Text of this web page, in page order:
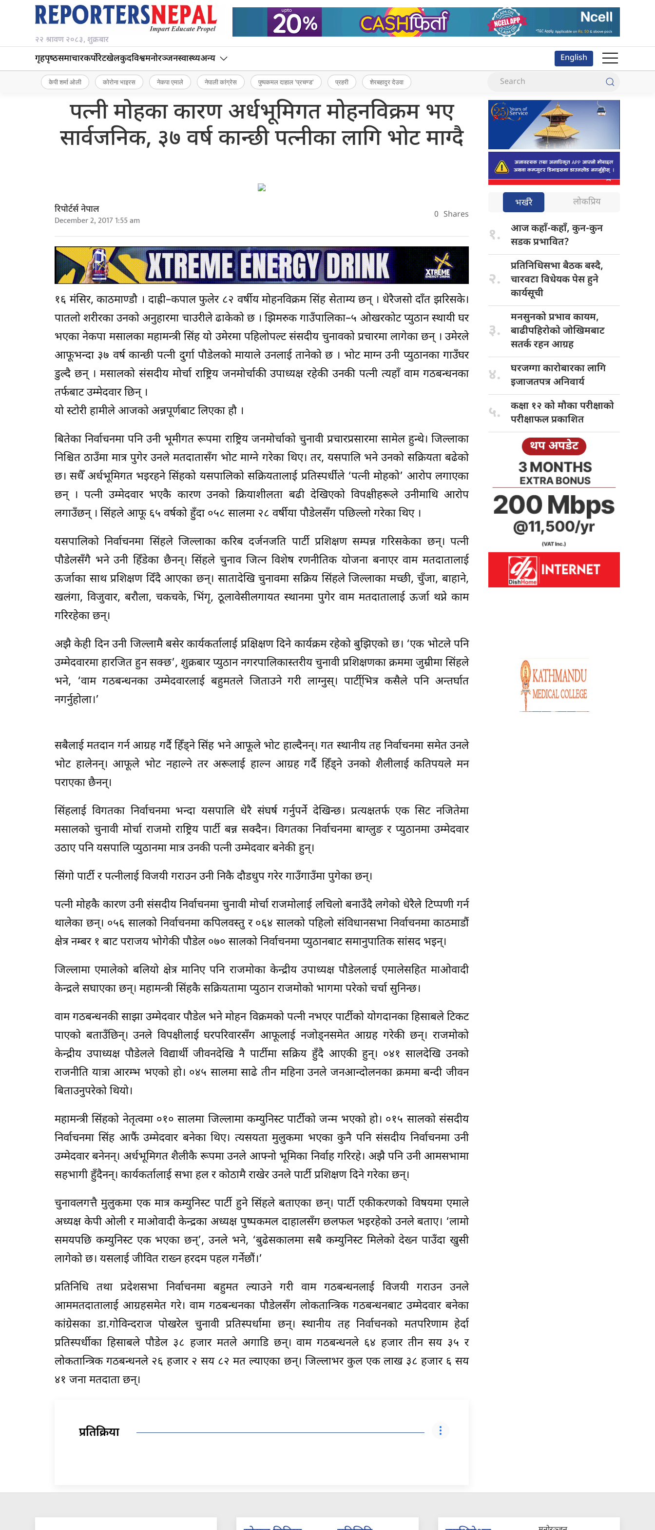
२२ श्रावण २०८३, शुक्रबार
गृहपृष्‍ठसमाचारकर्पोरेटखेलकुदविश्वमनोरञ्जनस्वास्थ्यअन्य English
केपी शर्मा ओली कोरोना भाइरस नेकपा एमाले नेपाली कांग्रेस पुष्पकमल दाहाल ‘प्रचण्ड’ प्रहरी शेरबहादुर देउवा
पत्नी मोहका कारण अर्धभूमिगत मोहनविक्रम भए
सार्वजनिक, ३७ वर्ष कान्छी पत्नीका लागि भोट माग्दै
रिपोर्टर्स नेपाल
December 2, 2017 1:55 am 0 Shares
१६ मंसिर, काठमाण्डौ । दाह्री–कपाल फुलेर ८२ वर्षीय मोहनविक्रम सिंह सेताम्य छन् । धेरैजसो दाँत झरिसके।
पातलो शरीरका उनको अनुहारमा चाउरीले ढाकेको छ । झिमरुक गाउँपालिका–५ ओखरकोट प्युठान स्थायी घर
भएका नेकपा मसालका महामन्त्री सिंह यो उमेरमा पहिलोपल्ट संसदीय चुनावको प्रचारमा लागेका छन् । उमेरले
आफूभन्दा ३७ वर्ष कान्छी पत्नी दुर्गा पौडेलको मायाले उनलाई तानेको छ । भोट माग्न उनी प्युठानका गाउँघर
डुल्दै छन् । मसालको संसदीय मोर्चा राष्ट्रिय जनमोर्चाकी उपाध्यक्ष रहेकी उनकी पत्नी त्यहाँ वाम गठबन्धनका
तर्फबाट उम्मेदवार छिन् ।
यो स्टोरी हामीले आजको अन्नपूर्णबाट लिएका हौ ।
बितेका निर्वाचनमा पनि उनी भूमीगत रूपमा राष्ट्रिय जनमोर्चाको चुनावी प्रचारप्रसारमा सामेल हुन्थे। जिल्लाका
निश्चित ठाउँमा मात्र पुगेर उनले मतदातासँग भोट माग्ने गरेका थिए। तर, यसपालि भने उनको सक्रियता बढेको
छ। सधैँ अर्धभूमिगत भइरहने सिंहको यसपालिको सक्रियतालाई प्रतिस्पर्धीले ‘पत्नी मोहको’ आरोप लगाएका
छन् । पत्नी उम्मेदवार भएकै कारण उनको क्रियाशीलता बढी देखिएको विपक्षीहरूले उनीमाथि आरोप
लगाउँछन् । सिंहले आफू ६५ वर्षको हुँदा ०५८ सालमा २८ वर्षीया पौडेलसँग पछिल्लो गरेका थिए ।
यसपालिको निर्वाचनमा सिंहले जिल्लाका करिब दर्जनजति पार्टी प्रशिक्षण सम्पन्न गरिसकेका छन्। पत्नी
पौडेलसँगै भने उनी हिँडेका छैनन्। सिंहले चुनाव जित्न विशेष रणनीतिक योजना बनाएर वाम मतदातालाई
ऊर्जाका साथ प्रशिक्षण दिँदै आएका छन्। सातादेखि चुनावमा सक्रिय सिंहले जिल्लाका मच्छी, चुँजा, बाहाने,
खलंगा, विजुवार, बरौला, चकचके, भिंगृ, ठूलावेसीलगायत स्थानमा पुगेर वाम मतदातालाई ऊर्जा थप्ने काम
गरिरहेका छन्।
अझै केही दिन उनी जिल्लामै बसेर कार्यकर्तालाई प्रक्षिक्षण दिने कार्यक्रम रहेको बुझिएको छ। ‘एक भोटले पनि
उम्मेदवारमा हारजित हुन सक्छ’, शुक्रबार प्युठान नगरपालिकास्तरीय चुनावी प्रशिक्षणका क्रममा जुम्रीमा सिंहले
भने, ‘वाम गठबन्धनका उम्मेदवारलाई बहुमतले जिताउने गरी लाग्नुस्। पार्टी्भित्र कसैले पनि अन्तर्घात
नगर्नुहोला।’
सबैलाई मतदान गर्न आग्रह गर्दै हिँड्ने सिंह भने आफूले भोट हाल्दैनन्। गत स्थानीय तह निर्वाचनमा समेत उनले
भोट हालेनन्। आफूले भोट नहाल्ने तर अरूलाई हाल्न आग्रह गर्दै हिँड्ने उनको शैलीलाई कतिपयले मन
पराएका छैनन्।
सिंहलाई विगतका निर्वाचनमा भन्दा यसपालि धेरै संघर्ष गर्नुपर्ने देखिन्छ। प्रत्यक्षतर्फ एक सिट नजितेमा
मसालको चुनावी मोर्चा राजमो राष्ट्रिय पार्टी बन्न सक्दैन। विगतका निर्वाचनमा बाग्लुङ र प्युठानमा उम्मेदवार
उठाए पनि यसपालि प्युठानमा मात्र उनकी पत्नी उम्मेदवार बनेकी हुन्।
सिंगो पार्टी र पत्नीलाई विजयी गराउन उनी निकै दौडधुप गरेर गाउँगाउँमा पुगेका छन्।
पत्नी मोहकै कारण उनी संसदीय निर्वाचनमा चुनावी मोर्चा राजमोलाई लचिलो बनाउँदै लगेको धेरैले टिप्पणी गर्न
थालेका छन्। ०५६ सालको निर्वाचनमा कपिलवस्तु र ०६४ सालको पहिलो संविधानसभा निर्वाचनमा काठमाडौं
क्षेत्र नम्बर १ बाट पराजय भोगेकी पौडेल ०७० सालको निर्वाचनमा प्युठानबाट समानुपातिक सांसद भइन्।
जिल्लामा एमालेको बलियो क्षेत्र मानिए पनि राजमोका केन्द्रीय उपाध्यक्ष पौडेललाई एमालेसहित माओवादी
केन्द्रले सघाएका छन्। महामन्त्री सिंहकै सक्रियतामा प्युठान राजमोको भागमा परेको चर्चा सुनिन्छ।
वाम गठबन्धनकी साझा उम्मेदवार पौडेल भने मोहन विक्रमको पत्नी नभएर पार्टीको योगदानका हिसाबले टिकट
पाएको बताउँछिन्। उनले विपक्षीलाई घरपरिवारसँग आफूलाई नजोड्नसमेत आग्रह गरेकी छन्। राजमोको
केन्द्रीय उपाध्यक्ष पौडेलले विद्यार्थी जीवनदेखि नै पार्टीमा सक्रिय हुँदै आएकी हुन्। ०४१ सालदेखि उनको
राजनीति यात्रा आरम्भ भएको हो। ०४५ सालमा साढे तीन महिना उनले जनआन्दोलनका क्रममा बन्दी जीवन
बिताउनुपरेको थियो।
महामन्त्री सिंहको नेतृत्वमा ०१० सालमा जिल्लामा कम्युनिस्ट पार्टीको जन्म भएको हो। ०१५ सालको संसदीय
निर्वाचनमा सिंह आफैं उम्मेदवार बनेका थिए। त्यसयता मुलुकमा भएका कुनै पनि संसदीय निर्वाचनमा उनी
उम्मेदवार बनेनन्। अर्धभूमिगत शैलीकै रूपमा उनले आफ्नो भूमिका निर्वाह गरिरहे। अझै पनि उनी आमसभामा
सहभागी हुँदैनन्। कार्यकर्तालाई सभा हल र कोठामै राखेर उनले पार्टी प्रशिक्षण दिने गरेका छन्।
चुनावलगत्तै मुलुकमा एक मात्र कम्युनिस्ट पार्टी हुने सिंहले बताएका छन्। पार्टी एकीकरणको विषयमा एमाले
अध्यक्ष केपी ओली र माओवादी केन्द्रका अध्यक्ष पुष्पकमल दाहालसँग छलफल भइरहेको उनले बताए। ‘लामो
समयपछि कम्युनिस्ट एक भएका छन्’, उनले भने, ‘बुढेसकालमा सबै कम्युनिस्ट मिलेको देख्न पाउँदा खुसी
लागेको छ। यसलाई जीवित राख्न हरदम पहल गर्नेछौं।’
प्रतिनिधि तथा प्रदेशसभा निर्वाचनमा बहुमत ल्याउने गरी वाम गठबन्धनलाई विजयी गराउन उनले
आममतदातालाई आग्रहसमेत गरे। वाम गठबन्धनका पौडेलसँग लोकतान्त्रिक गठबन्धनबाट उम्मेदवार बनेका
कांग्रेसका डा.गोविन्दराज पोखरेल चुनावी प्रतिस्पर्धामा छन्। स्थानीय तह निर्वाचनको मतपरिणाम हेर्दा
प्रतिस्पर्धीका हिसाबले पौडेल ३८ हजार मतले अगाडि छन्। वाम गठबन्धनले ६४ हजार तीन सय ३५ र
लोकतान्त्रिक गठबन्धनले २६ हजार २ सय ८२ मत ल्याएका छन्। जिल्लाभर कुल एक लाख ३८ हजार ६ सय
४१ जना मतदाता छन्।
प्रतिक्रिया
भर्खरै लोकप्रिय
१. आज कहाँ-कहाँ, कुन-कुन
सडक प्रभावित?
२.
प्रतिनिधिसभा बैठकबस्दै,
चारवटा विधेयक पेस हुने
कार्यसूची
३.
मनसुनको प्रभावकायम,
बाढीपहिरोको जोखिमबाट
सतर्क रहन आग्रह
४. घरजग्गा कारोबारकालागि
इजाजतपत्र अनिवार्य
५. कक्षा १२ को मौका परीक्षाको
परीक्षाफल प्रकाशित
थप अपडेट